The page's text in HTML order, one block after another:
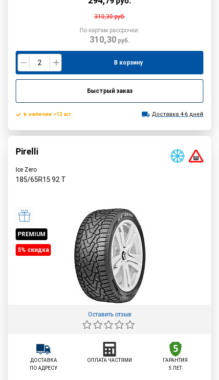
310,30руб.
По картам рассрочки:
310,30руб.
В корзину
Быстрый заказ
в наличии >12 шт. Доставка 4-6 дней
Pirelli
Ice Zero
185/65R15 92 T
PREMIUM
5% cкидка
Оставить отзыв
ДОСТАВКА
ПО АДРЕСУ
ОПЛАТА ЧАСТЯМИ
ГАРАНТИЯ
5 ЛЕТ